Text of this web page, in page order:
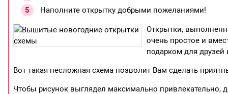
Наполните открытку добрыми пожеланиями!
Открытки,
очень простое и
подарком для друзей
Вот такая несложная схема позволит Вам сделать
Чтобы рисунок выглядел максимально привлекательно,